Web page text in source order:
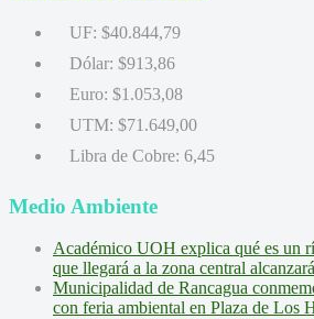
UF: $40.844,79
Dólar: $913,86
Euro: $1.053,08
UTM: $71.649,00
Libra de Cobre: 6,45
Medio Ambiente
Académico UOH explica qué es un
que llegará a la zona central
Municipalidad de Rancagua
con feria ambiental en Plaza de Los